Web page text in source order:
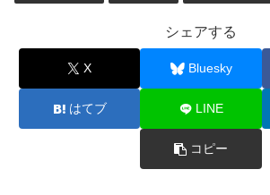
シェアする
X Bluesky
はてブ LINE
コピー